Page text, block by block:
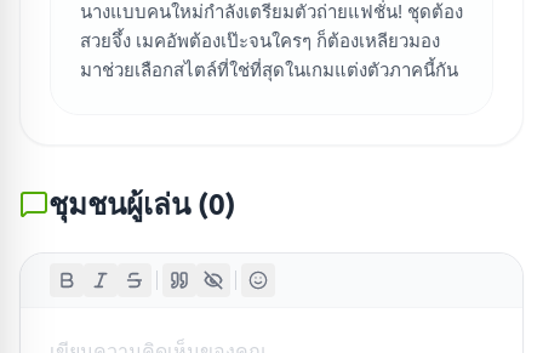
ค้นหาเกม
นางแบบคนใหม่กำลังเตรียมตัวถ่ายแฟชั่น! ชุดต้อง
สวยจึ้ง เมคอัพต้องเป๊ะจนใครๆ ก็ต้องเหลียวมอง
มาช่วยเลือกสไตล์ที่ใช่ที่สุดในเกมแต่งตัวภาคนี้กัน
ชุมชนผู้เล่น(0)